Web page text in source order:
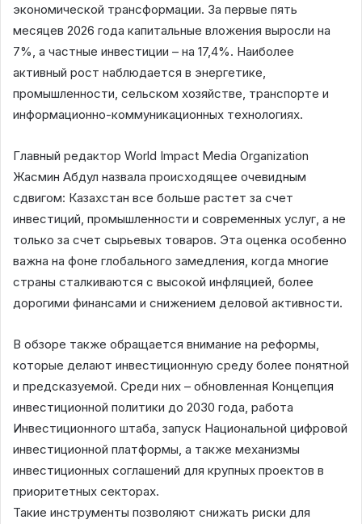
экономической трансформации. За первые пять
месяцев 2026 года капитальные вложения выросли на
7%, а частные инвестиции – на 17,4%. Наиболее
активный рост наблюдается в энергетике,
промышленности, сельском хозяйстве, транспорте и
информационно-коммуникационных технологиях.
Главный редактор World Impact Media Organization
Жасмин Абдул назвала происходящее очевидным
сдвигом: Казахстан все больше растет за счет
инвестиций, промышленности и современных услуг, а не
только за счет сырьевых товаров. Эта оценка особенно
важна на фоне глобального замедления, когда многие
страны сталкиваются с высокой инфляцией, более
дорогими финансами и снижением деловой активности.
В обзоре также обращается внимание на реформы,
которые делают инвестиционную среду более понятной
и предсказуемой. Среди них – обновленная Концепция
инвестиционной политики до 2030 года, работа
Инвестиционного штаба, запуск Национальной цифровой
инвестиционной платформы, а также механизмы
инвестиционных соглашений для крупных проектов в
приоритетных секторах.
Такие инструменты позволяют снижать риски для